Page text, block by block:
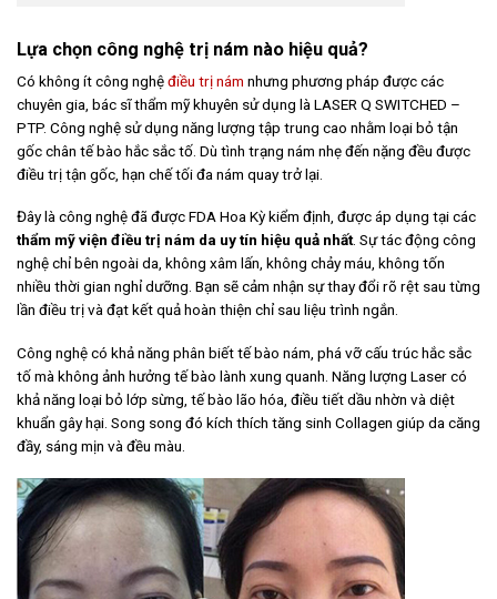
Lựa chọn công nghệ trị nám nào hiệu quả?
Có không ít công nghệđiều trị nám nhưng phương pháp được các
chuyên gia, bác sĩ thẩm mỹ khuyên sử dụng là LASER Q SWITCHED –
PTP. Công nghệ sử dụng năng lượng tập trung cao nhằm loại bỏ tận
gốc chân tế bào hắc sắc tố. Dù tình trạng nám nhẹ đến nặng đều được
điều trị tận gốc, hạn chế tối đa nám quay trở lại.
Đây là công nghệ đã được FDA Hoa Kỳ kiểm định, được áp dụng tại các
thẩm mỹ viện điều trị nám da uy tín hiệu quả nhất. Sự tác động công
nghệ chỉ bên ngoài da, không xâm lấn, không chảy máu, không tốn
nhiều thời gian nghỉ dưỡng. Bạn sẽ cảm nhận sự thay đổi rõ rệt sau từng
lần điều trị và đạt kết quả hoàn thiện chỉ sau liệu trình ngắn.
Công nghệ có khả năng phân biết tế bào nám, phá vỡ cấu trúc hắc sắc
tố mà không ảnh hưởng tế bào lành xung quanh. Năng lượng Laser có
khả năng loại bỏ lớp sừng, tế bào lão hóa, điều tiết dầu nhờn và diệt
khuẩn gây hại. Song song đó kích thích tăng sinh Collagen giúp da căng
đầy, sáng mịn và đều màu.